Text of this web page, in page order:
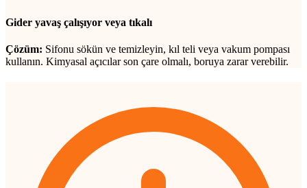
Gider yavaş çalışıyor veya tıkalı
Çözüm: Sifonu sökün ve temizleyin, kıl teli veya vakum pompası
kullanın. Kimyasal açıcılar son çare olmalı, boruya zarar verebilir.